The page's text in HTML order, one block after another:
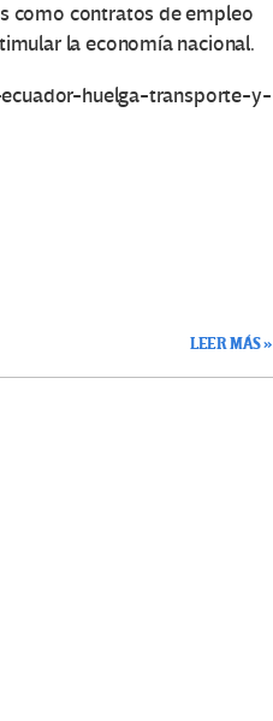
como contratos de empleo
la economía nacional.
huelga-transporte-y-
LEER MÁS »